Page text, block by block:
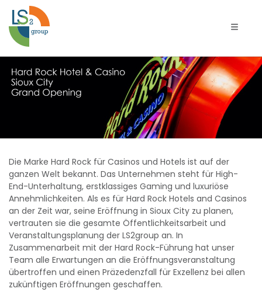
Eröffnung
Hard
Rock
Hotel
&
Casino
Sioux
City
Die Marke Hard Rock für Casinos und Hotels ist auf der
ganzen Welt bekannt. Das Unternehmen steht für High-
End-Unterhaltung, erstklassiges Gaming und luxuriöse
Annehmlichkeiten. Als es für Hard Rock Hotels and Casinos
an der Zeit war, seine Eröffnung in Sioux City zu planen,
vertrauten sie die gesamte Öffentlichkeitsarbeit und
Veranstaltungsplanung der LS2group an. In
Zusammenarbeit mit der Hard Rock-Führung hat unser
Team alle Erwartungen an die Eröffnungsveranstaltung
übertroffen und einen Präzedenzfall für Exzellenz bei allen
zukünftigen Eröffnungen geschaffen.